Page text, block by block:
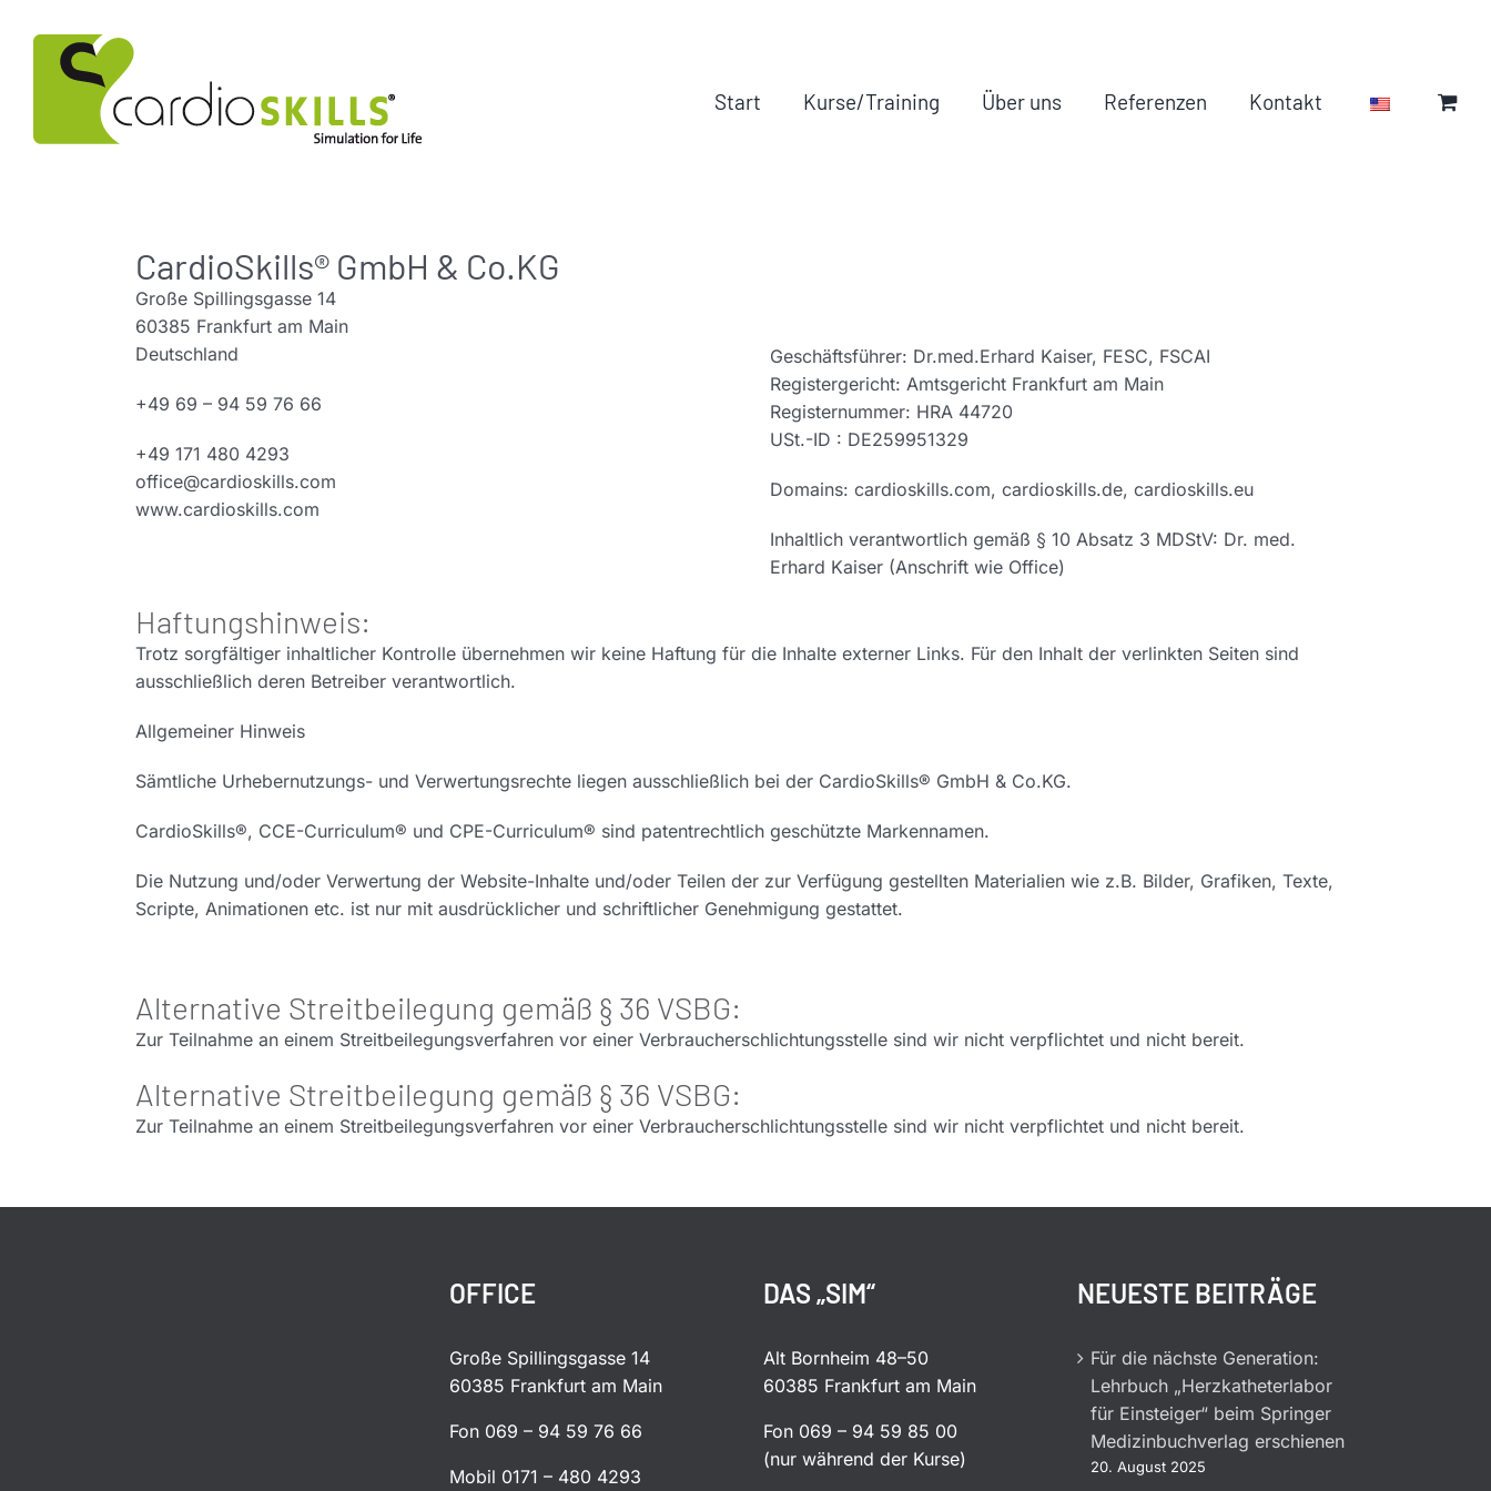
Inhalt
springen
Start Kurse/Training Über uns Referenzen Kontakt
CardioSkills® GmbH & Co.KG
Große Spillingsgasse 14
60385 Frankfurt am Main
Deutschland
+49 69 – 94 59 76 66
+49 171 480 4293
office@cardioskills.com
www.cardioskills.com
Geschäftsführer: Dr.med.Erhard Kaiser, FESC, FSCAI
Registergericht: Amtsgericht Frankfurt am Main
Registernummer: HRA 44720
USt.-ID : DE259951329
Domains: cardioskills.com, cardioskills.de, cardioskills.eu
Inhaltlich verantwortlich gemäß § 10 Absatz 3 MDStV: Dr. med.
Erhard Kaiser (Anschrift wie Office)
Haftungshinweis:
Trotz sorgfältiger inhaltlicher Kontrolle übernehmen wir keine Haftung für die Inhalte externer Links. Für den Inhalt der verlinkten Seiten sind
ausschließlich deren Betreiber verantwortlich.
Allgemeiner Hinweis
Sämtliche Urhebernutzungs- und Verwertungsrechte liegen ausschließlich bei der CardioSkills® GmbH & Co.KG.
CardioSkills®, CCE-Curriculum® und CPE-Curriculum® sind patentrechtlich geschützte Markennamen.
Die Nutzung und/oder Verwertung der Website-Inhalte und/oder Teilen der zur Verfügung gestellten Materialien wie z.B. Bilder, Grafiken, Texte,
Scripte, Animationen etc. ist nur mit ausdrücklicher und schriftlicher Genehmigung gestattet.
Alternative Streitbeilegung gemäß § 36 VSBG:
Zur Teilnahme an einem Streitbeilegungsverfahren vor einer Verbraucherschlichtungsstelle sind wir nicht verpflichtet und nicht bereit.
Alternative Streitbeilegung gemäß § 36 VSBG:
Zur Teilnahme an einem Streitbeilegungsverfahren vor einer Verbraucherschlichtungsstelle sind wir nicht verpflichtet und nicht bereit.
OFFICE
Große Spillingsgasse 14
60385 Frankfurt am Main
Fon 069 – 94 59 76 66
Mobil 0171 – 480 4293
DAS „SIM“
Alt Bornheim 48–50
60385 Frankfurt am Main
Fon 069 – 94 59 85 00
(nur während der Kurse)
NEUESTE BEITRÄGE
Für die nächste Generation:
Lehrbuch „Herzkatheterlabor
für Einsteiger“ beim Springer
Medizinbuchverlag erschienen
20. August 2025